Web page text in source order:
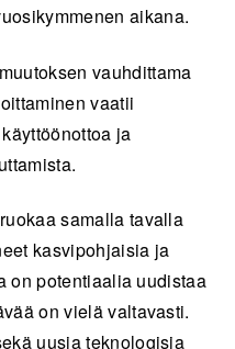
aikana.
vauhdittama
vaatii
ja
samalla tavalla
kasvipohjaisia ja
on potentiaalia uudistaa
on vielä valtavasti.
uusia teknologisia